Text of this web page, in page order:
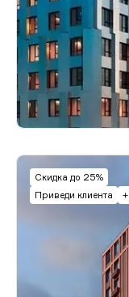
Скидка до 25%
Приведи клиента